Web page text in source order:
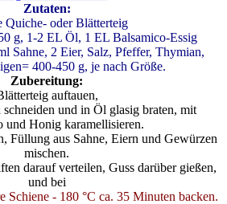
Zutaten:
Quiche- oder Blätterteig
g, 1-2 EL Öl, 1 EL Balsamico-Essig
Sahne, 2 Eier, Salz, Pfeffer, Thymian,
400-450 g, je nach Größe.
Zubereitung:
auftauen,
und in Öl glasig braten, mit
und Honig karamellisieren.
Füllung aus Sahne, Eiern und Gewürzen
mischen.
darauf verteilen, Guss darüber gießen,
und bei
Schiene - 180 °C ca. 35 Minuten backen.